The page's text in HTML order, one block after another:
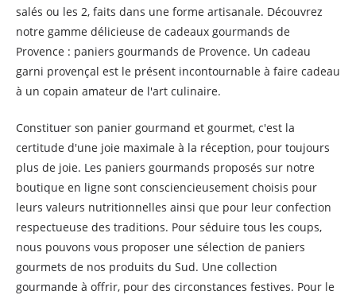
salés ou les 2, faits dans une forme artisanale. Découvrez
notre gamme délicieuse de cadeaux gourmands de
Provence : paniers gourmands de Provence. Un cadeau
garni provençal est le présent incontournable à faire cadeau
à un copain amateur de l'art culinaire.
Constituer son panier gourmand et gourmet, c'est la
certitude d'une joie maximale à la réception, pour toujours
plus de joie. Les paniers gourmands proposés sur notre
boutique en ligne sont consciencieusement choisis pour
leurs valeurs nutritionnelles ainsi que pour leur confection
respectueuse des traditions. Pour séduire tous les coups,
nous pouvons vous proposer une sélection de paniers
gourmets de nos produits du Sud. Une collection
gourmande à offrir, pour des circonstances festives. Pour le